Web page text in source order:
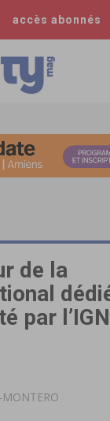
accès abonnés
de la
par l’IGN
MONTERO